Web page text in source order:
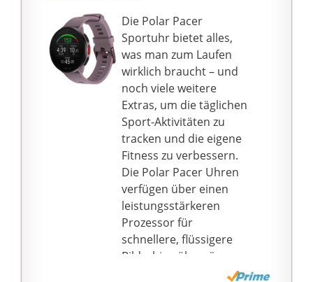
Die Polar Pacer
Sportuhr bietet alles,
was man zum Laufen
wirklich braucht – und
noch viele weitere
Extras, um die täglichen
Sport-Aktivitäten zu
tracken und die eigene
Fitness zu verbessern.
Die Polar Pacer Uhren
verfügen über einen
leistungsstärkeren
Prozessor für
schnellere, flüssigere
Bildschirmübergänge,
integriertes & extrem